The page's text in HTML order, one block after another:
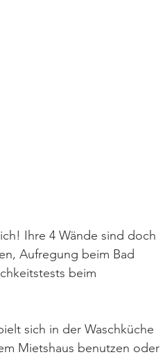
Ihre 4 Wände sind doch
Aufregung beim Bad
beim
sich in der Waschküche
Mietshaus benutzen oder